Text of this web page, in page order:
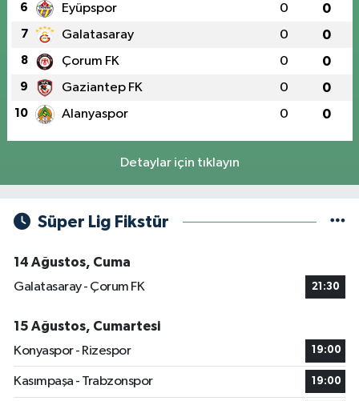
6 Eyüpspor 0 0
7 Galatasaray 0 0
8 Çorum FK 0 0
9 Gaziantep FK 0 0
10 Alanyaspor 0 0
Detaylar için tıklayın
Süper Lig Fikstür
14 Ağustos, Cuma
Galatasaray - Çorum FK
21:30
15 Ağustos, Cumartesi
Konyaspor - Rizespor
19:00
Kasımpaşa - Trabzonspor 19:00